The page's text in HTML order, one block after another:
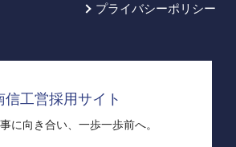
プライバシーポリシー
信工営採用サイト
に向き合い、 一歩一歩前へ。